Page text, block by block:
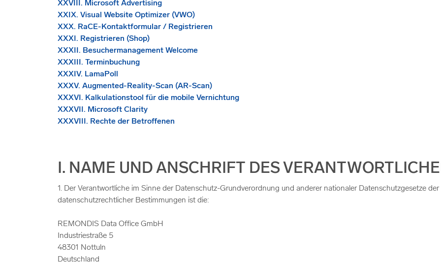
XXVIII. Microsoft Advertising
XXIX. Visual Website Optimizer (VWO)
XXX. RaCE-Kontaktformular / Registrieren
XXXI. Registrieren (Shop)
XXXII. Besuchermanagement Welcome
XXXIII. Terminbuchung
XXXIV. LamaPoll
XXXV. Augmented-Reality-Scan (AR-Scan)
XXXVI. Kalkulationstool für die mobile Vernichtung
XXXVII. Microsoft Clarity
XXXVIII. Rechte der Betroffenen
I. NAME UND ANSCHRIFT DES
1. Der Verantwortliche im Sinne der Datenschutz-Grundverordnung und anderer nationaler Datenschutzgesetze
datenschutzrechtlicher Bestimmungen ist die:
REMONDIS Data Office GmbH
Industriestraße 5
48301 Nottuln
Deutschland